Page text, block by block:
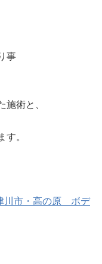
事
施術と、
す。
川市・高の原 ボデ